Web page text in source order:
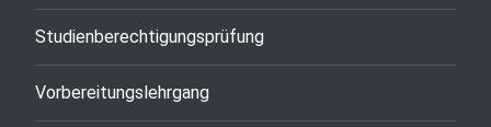
Studienberechtigungsprüfung
Vorbereitungslehrgang